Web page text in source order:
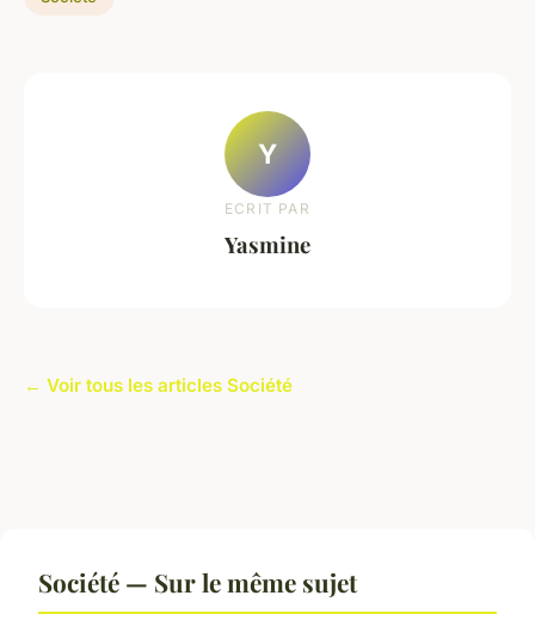
Y
ECRIT PAR
Yasmine
← Voir tous les articles Société
Société — Sur le même sujet